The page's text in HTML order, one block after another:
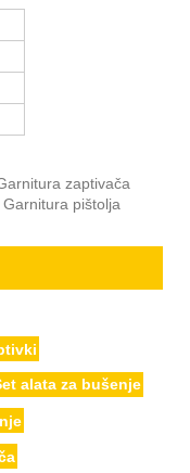
zaptivača
pištolja
alata za bušenje